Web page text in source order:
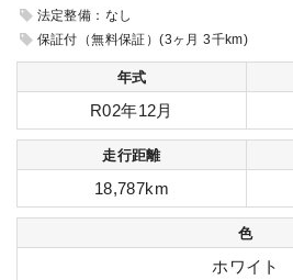
法定整備：なし
保証付（無料保証）(3ヶ月 3千km)
年式
R02年12月
走行距離
18,787km
色
ホワイト